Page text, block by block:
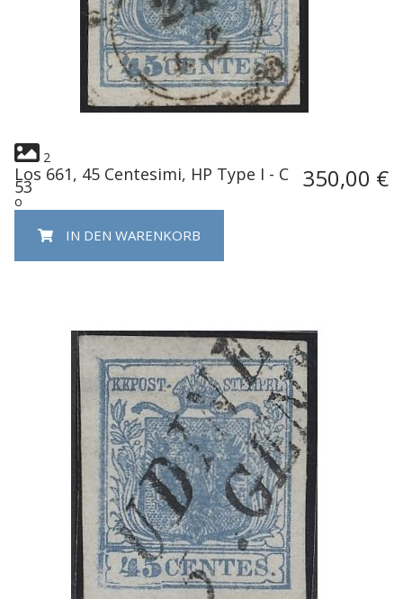
2
Los 661, 45 Centesimi, HP Type I - C
53 350,00 €
o
IN DEN WARENKORB